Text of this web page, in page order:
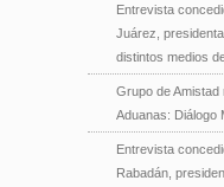
Entrevista
Juárez,
distintos medios
Grupo de Amistad
Aduanas: Diálogo
Entrevista
Rabadán,